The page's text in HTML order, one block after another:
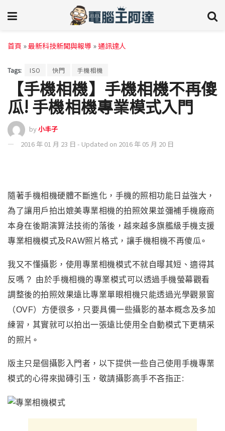
首頁 »最新科技新聞與報導 »通訊達人
Tags: ISO 快門 手機相機
【手機相機】手機相機不再傻
瓜! 手機相機專業模式入門
by小丰子
2016 年 01 月 23 日 - Updated on 2016 年 05 月 20 日
隨著手機相機硬體不斷進化，手機的照相功能日益強大 ，
為了讓用戶拍出媲美專業相機的拍照效果並彌補手機廠商
本身在後期演算法技術的落後，越來越多旗艦級手機支援
專業相機模式及RAW照片格式，讓手機相機不再傻瓜∘
我又不懂攝影，使用專業相機模式不就自曝其短、適得其
反嗎 ? 由於手機相機的專業模式可以透過手機螢幕觀看
調整後的拍照效果遠比專業單眼相機只能透過光學觀景窗
（OVF）方便很多，只要具備一些攝影的基本概念及多加
練習，其實就可以拍出一張遠比使用全自動模式下更精采
的照片∘
版主只是個攝影入門者，以下提供一些自己使用手機專業
模式的心得來拋磚引玉 ，敬請攝影高手不吝指正: